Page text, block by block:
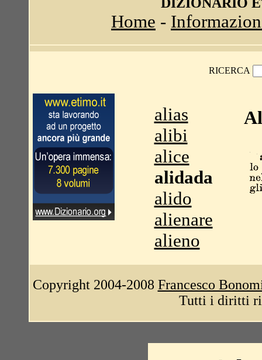
Home -
RICERCA
alias
alibi
alice
alidada
alido
alienare
alieno
Copyright 2004-2008 Francesco
Tutti i diritti